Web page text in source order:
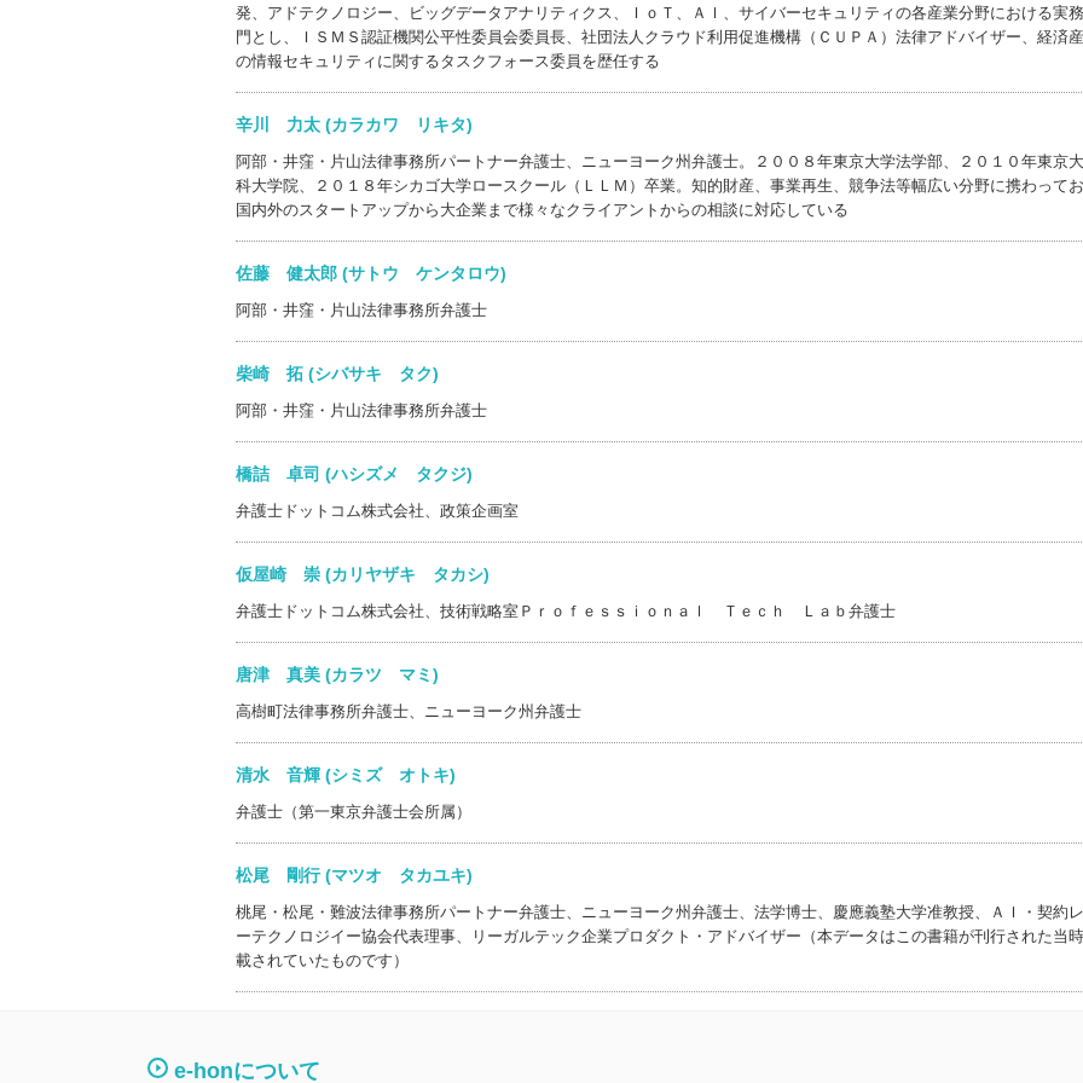
発、アドテクノロジー、ビッグデータアナリティクス、ＩｏＴ、ＡＩ、サイバーセキュリティの各産業分野における実
門とし、ＩＳＭＳ認証機関公平性委員会委員長、社団法人クラウド利用促進機構（ＣＵＰＡ）法律アドバイザー、経済
の情報セキュリティに関するタスクフォース委員を歴任する
辛川 力太 (カラカワ リキタ)
阿部・井窪・片山法律事務所パートナー弁護士、ニューヨーク州弁護士。２００８年東京大学法学部、２０１０年東京
科大学院、２０１８年シカゴ大学ロースクール（ＬＬＭ）卒業。知的財産、事業再生、競争法等幅広い分野に携わってお
国内外のスタートアップから大企業まで様々なクライアントからの相談に対応している
佐藤 健太郎 (サトウ ケンタロウ)
阿部・井窪・片山法律事務所弁護士
柴崎 拓 (シバサキ タク)
阿部・井窪・片山法律事務所弁護士
橋詰 卓司 (ハシズメ タクジ)
弁護士ドットコム株式会社、政策企画室
仮屋崎 崇 (カリヤザキ タカシ)
弁護士ドットコム株式会社、技術戦略室Ｐｒｏｆｅｓｓｉｏｎａｌ Ｔｅｃｈ Ｌａｂ弁護士
唐津 真美 (カラツ マミ)
高樹町法律事務所弁護士、ニューヨーク州弁護士
清水 音輝 (シミズ オトキ)
弁護士（第一東京弁護士会所属）
松尾 剛行 (マツオ タカユキ)
桃尾・松尾・難波法律事務所パートナー弁護士、ニューヨーク州弁護士、法学博士、慶應義塾大学准教授、ＡＩ・契約
ーテクノロジイー協会代表理事、リーガルテック企業プロダクト・アドバイザー（本データはこの書籍が刊行された当
載されていたものです）
e-honについて